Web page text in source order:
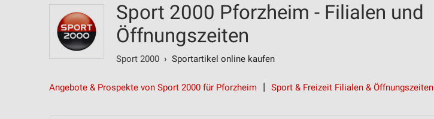
Sport 2000 Pforzheim - Filialen und
Öffnungszeiten
Sport 2000 › Sportartikel online kaufen
Angebote & Prospekte von Sport 2000 für Pforzheim Sport & Freizeit Filialen & Öffnungszeiten